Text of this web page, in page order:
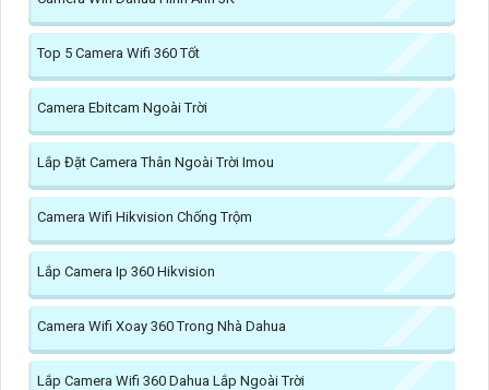
Top 5 Camera Wifi 360 Tốt
Camera Ebitcam Ngoài Trời
Lắp Đặt Camera Thân Ngoài Trời Imou
Camera Wifi Hikvision Chống Trộm
Lắp Camera Ip 360 Hikvision
Camera Wifi Xoay 360 Trong Nhà Dahua
Lắp Camera Wifi 360 Dahua Lắp Ngoài Trời